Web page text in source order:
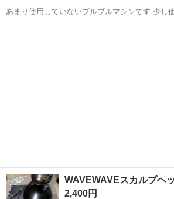
あまり使用していないブルブルマシンです 少し
WAVEWAVEスカルプヘ
2,400円